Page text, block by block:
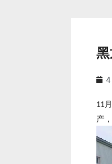
4
11月
产